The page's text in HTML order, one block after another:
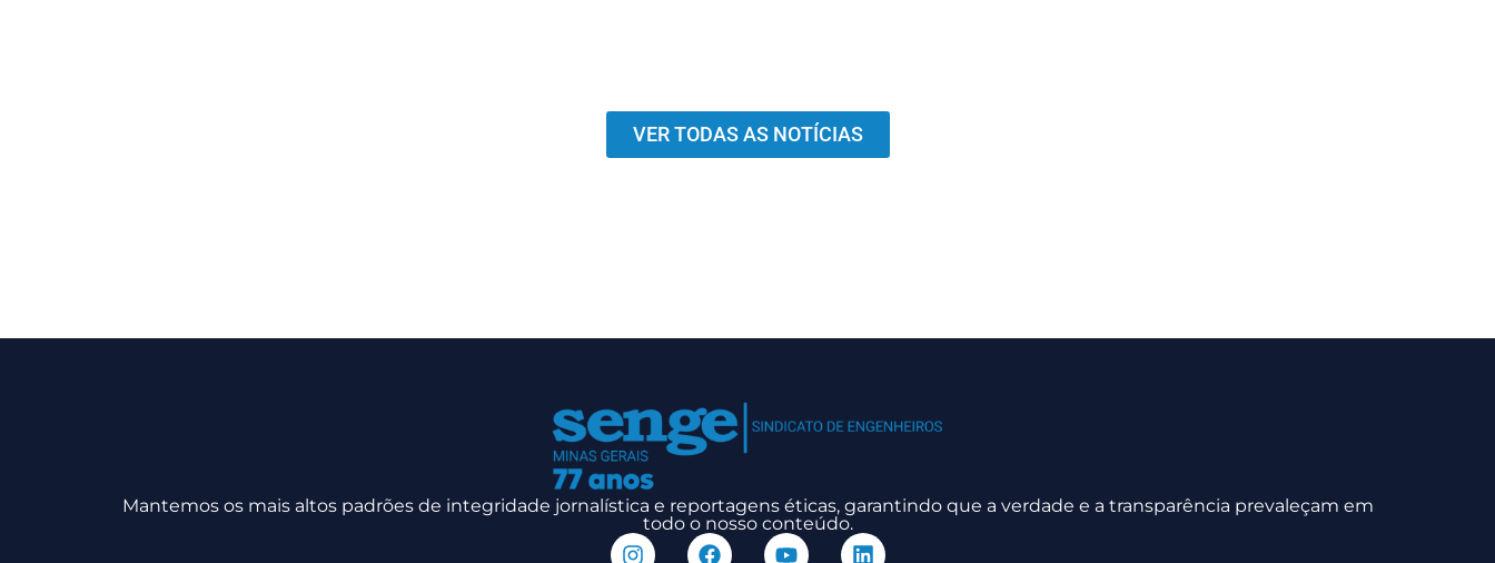
VER TODAS AS NOTÍCIAS
Mantemos os mais altos padrões de integridade jornalística e reportagens éticas, garantindo que a verdade e a transparência prevaleçam em
todo o nosso conteúdo.